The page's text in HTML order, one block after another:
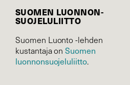
SUOMEN LUONNON­
SUOJELU­LIITTO
Suomen Luonto -lehden
kustantaja onSuomen
luonnonsuojelu­liitto.